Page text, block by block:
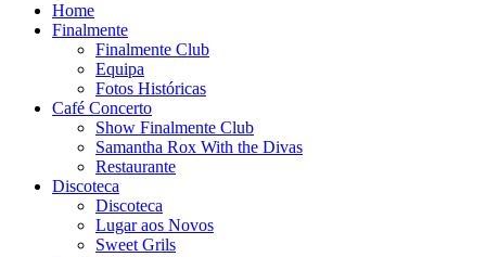
Home
Finalmente
Finalmente Club
Equipa
Fotos Históricas
Café Concerto
Show Finalmente Club
Samantha Rox With the Divas
Restaurante
Discoteca
Discoteca
Lugar aos Novos
Sweet Grils